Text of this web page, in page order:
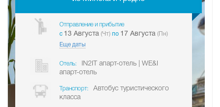
Отправление и прибытие
c 13 Августа (Чт) по 17 Августа (Пн)
Еще даты
Отель:
IN2IT апарт-отель | WE&I
апарт-отель
Транспорт:
Автобус туристического
класса